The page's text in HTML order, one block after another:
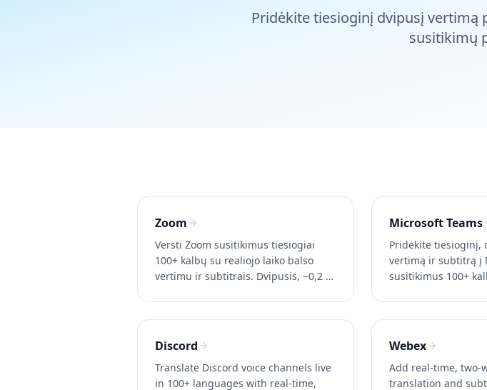
Pridėkite tiesioginį dvipusį
susitikimų
Zoom
Versti Zoom susitikimus tiesiogiai
100+ kalbų su realiojo laiko balso
vertimu ir subtitrais. Dvipusis, ~0,2 s
nemokamai.
Microsoft Teams
Pridėkite tiesioginį,
vertimą ir subtitrą į
susitikimus 100+
nemokamai.
Discord
Translate Discord voice channels live
in 100+ languages with real-time,
Webex
Add real-time, two-
translation and